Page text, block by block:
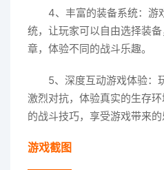
4、丰富的装备系统：游
统，让玩家可以自由选择装
章，体验不同的战斗乐趣。
5、深度互动游戏体验：
激烈对抗，体验真实的生存
的战斗技巧，享受游戏带来的
游戏截图